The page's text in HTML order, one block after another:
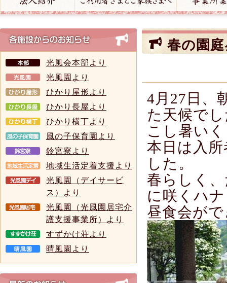
光風会本部より
光風園より
ひかり屋形より
ひかり長屋より
ひかり横丁より
風の子保育園より
鈴宮寮より
地域生活定着支援より
光風園（デイサービ
ス）より
光風園（光風園居宅介
護支援事業所）より
すずかけ荘より
晴風園より
春の園
4月27日、
た天候で
こし暑い
本日は入
した。
春らしく
に咲くハ
昼食会が